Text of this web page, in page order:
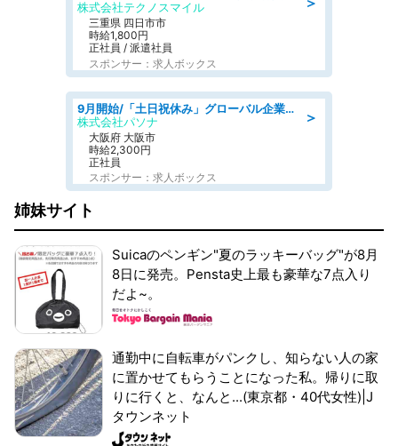
株式会社テクノスマイル
三重県 四日市市
時給1,800円
正社員 / 派遣社員
スポンサー：求人ボックス
＞
9月開始/「土日祝休み」グローバル企業での産業保健のお仕事/保健師/高時給/残業なし/服装自由
株式会社パソナ
大阪府 大阪市
時給2,300円
正社員
スポンサー：求人ボックス
姉妹サイト
Suicaのペンギン"夏のラッキーバッグ"が8月
8日に発売。Pensta史上最も豪華な7点入り
だよ~。
通勤中に自転車がパンクし、知らない人の家
に置かせてもらうことになった私。帰りに取
りに行くと、なんと...(東京都・40代女性)|J
タウンネット